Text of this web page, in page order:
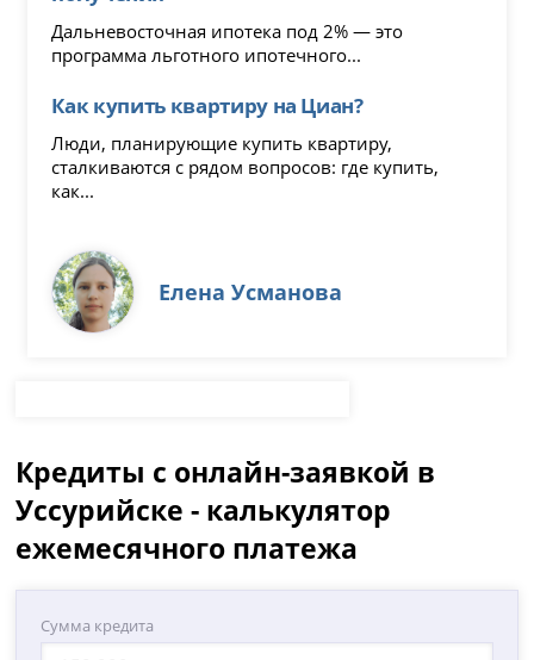
Дальневосточная ипотека под 2% — это
программа льготного ипотечного...
Как купить квартиру на Циан?
Люди, планирующие купить квартиру,
сталкиваются с рядом вопросов: где купить,
как...
Елена Усманова
Кредиты с онлайн-заявкой в
Уссурийске - калькулятор
ежемесячного платежа
Сумма кредита